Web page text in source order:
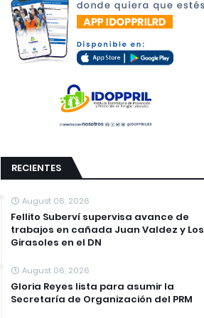
RECIENTES
August 06, 2026
Fellito Suberví supervisa avance de
trabajos en cañada Juan Valdez y Los
Girasoles en el DN
August 06, 2026
Gloria Reyes lista para asumir la
Secretaría de Organización del PRM